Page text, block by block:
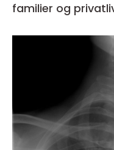
familier og